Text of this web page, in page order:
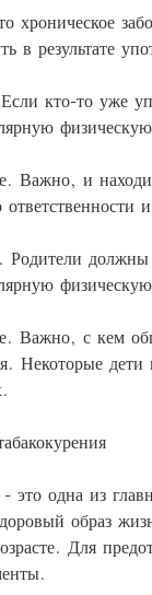
хроническое
в результате
кто-то уже
физическую
Важно, и
ответственности
должны
физическую
Важно, с кем
Некоторые дети
- это одна из
образ
Для